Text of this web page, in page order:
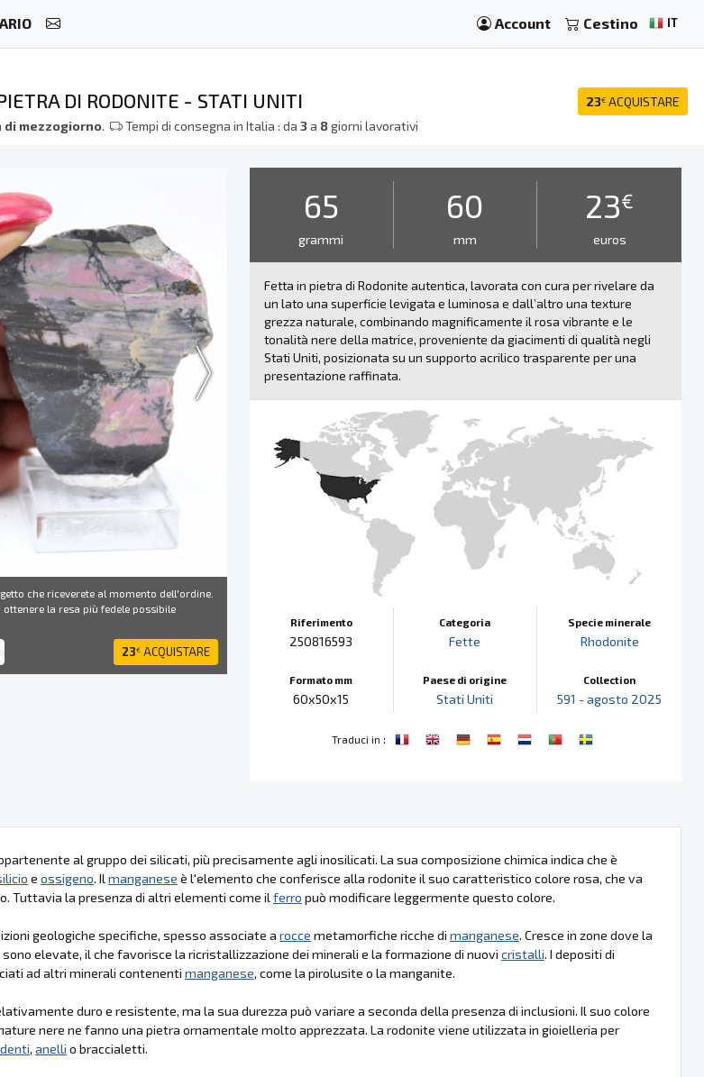
Account Cestino IT
23€ ACQUISTARE
DI RODONITE - STATI UNITI
di mezzogiorno. Tempi di consegna in Italia : da3a 8giorni lavorativi
che riceverete al momento dell'ordine.
la resa più fedele possibile
23€ ACQUISTARE
65
grammi
60
mm
23€
euros
Fetta in pietra di Rodonite autentica, lavorata con cura per rivelare da
un lato una superficie levigata e luminosa e dall’altro una texture
grezza naturale, combinando magnificamente il rosa vibrante e le
tonalità nere della matrice, proveniente da giacimenti di qualità negli
Stati Uniti, posizionata su un supporto acrilico trasparente per una
presentazione raffinata.
Riferimento
250816593
Formato mm
60x50x15
Categoria
Fette
Paese di origine
Stati Uniti
Specie minerale
Rhodonite
Collection
591 - agosto 2025
Traduci in :
al gruppo dei silicati, più precisamente agli inosilicati. La sua composizione chimica indica che è
e ossigeno. Il manganese è l'elemento che conferisce alla rodonite il suo caratteristico colore rosa, che va
Tuttavia la presenza di altri elementi come il ferro può modificare leggermente questo colore.
geologiche specifiche, spesso associate a rocce metamorfiche ricche di manganese. Cresce in zone dove la
elevate, il che favorisce la ricristallizzazione dei minerali e la formazione di nuovi cristalli. I depositi di
ad altri minerali contenenti manganese, come la pirolusite o la manganite.
duro e resistente, ma la sua durezza può variare a seconda della presenza di inclusioni. Il suo colore
nere ne fanno una pietra ornamentale molto apprezzata. La rodonite viene utilizzata in gioielleria per
, anelli o braccialetti.